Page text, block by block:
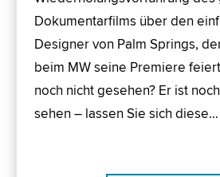
Dokumentarfilms über den
Designer von Palm Springs,
beim MW seine Premiere
noch nicht gesehen? Er ist
sehen – lassen Sie sich diese…